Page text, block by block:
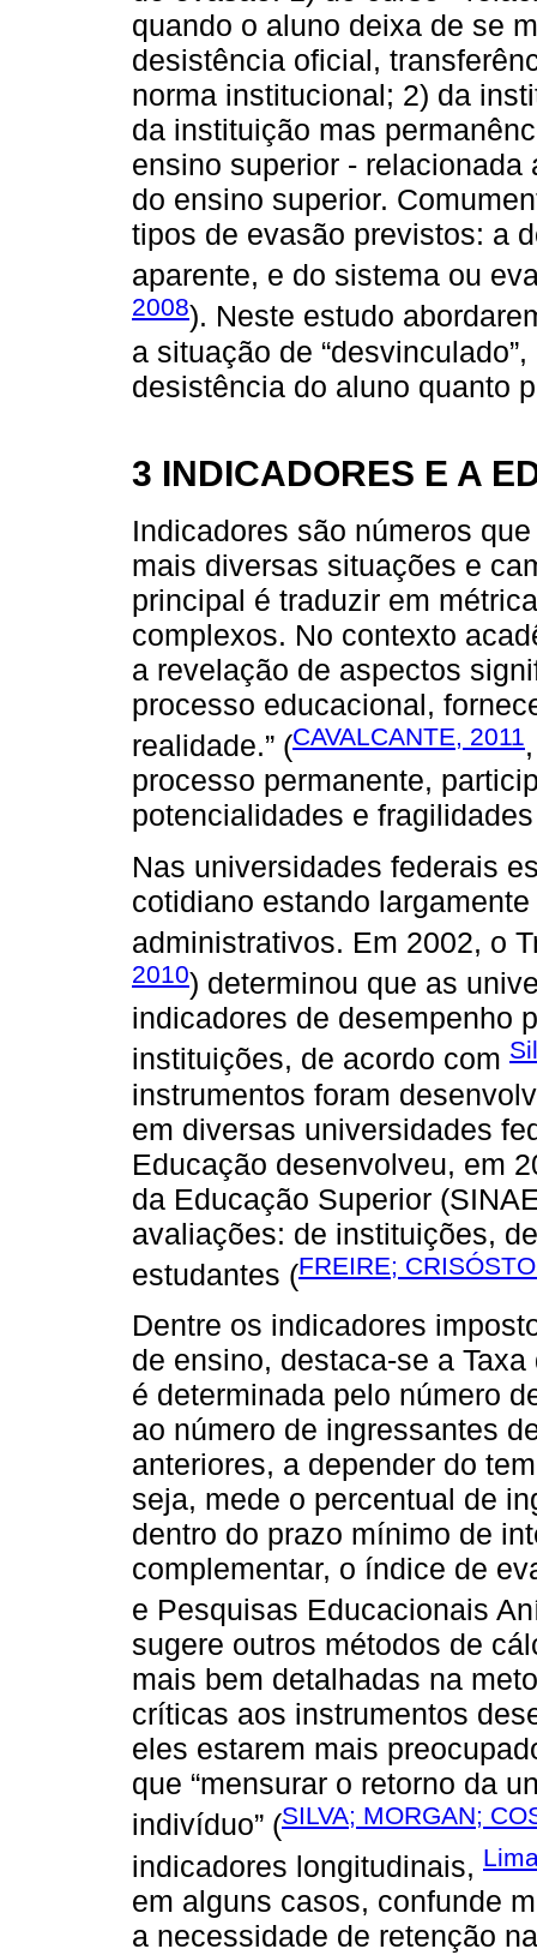
quando o aluno deixa de se
desistência oficial,
norma institucional; 2) da
da instituição mas
ensino superior -
do ensino superior.
tipos de evasão previstos: a
aparente, e do sistema ou
2008). Neste estudo
a situação de
desistência do aluno quanto
3 INDICADORES E A
Indicadores são números
mais diversas situações e
principal é traduzir em
complexos. No contexto
a revelação de aspectos
processo educacional,
realidade.” (CAVALCANTE, 2011
processo permanente,
potencialidades e
Nas universidades federais
cotidiano estando
administrativos. Em 2002, o
2010) determinou que as
indicadores de desempenho
instituições, de acordo com
instrumentos foram
em diversas universidades
Educação desenvolveu, em
da Educação Superior
avaliações: de instituições,
estudantes (FREIRE;
Dentre os indicadores
de ensino, destaca-se a
é determinada pelo número
ao número de ingressantes
anteriores, a depender do
seja, mede o percentual de
dentro do prazo mínimo de
complementar, o índice de
e Pesquisas Educacionais
sugere outros métodos de
mais bem detalhadas na
críticas aos instrumentos
eles estarem mais
que “mensurar o retorno da
indivíduo” (SILVA; MORGAN;
indicadores longitudinais,
em alguns casos, confunde
a necessidade de retenção